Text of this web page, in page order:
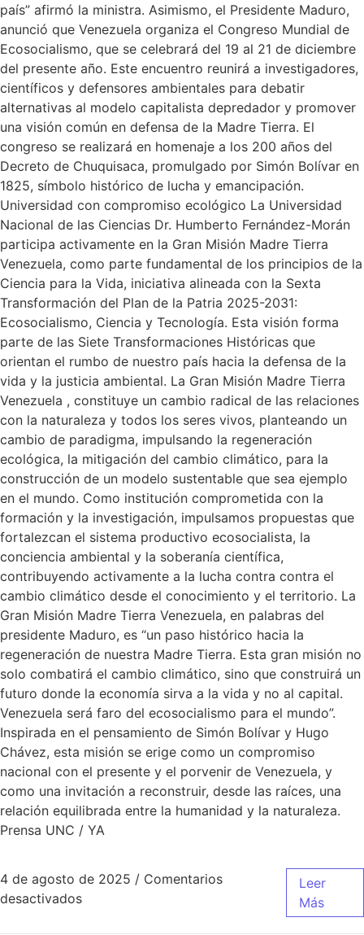
país” afirmó la ministra. Asimismo, el Presidente Maduro,
anunció que Venezuela organiza el Congreso Mundial de
Ecosocialismo, que se celebrará del 19 al 21 de diciembre
del presente año. Este encuentro reunirá a investigadores,
científicos y defensores ambientales para debatir
alternativas al modelo capitalista depredador y promover
una visión común en defensa de la Madre Tierra. El
congreso se realizará en homenaje a los 200 años del
Decreto de Chuquisaca, promulgado por Simón Bolívar en
1825, símbolo histórico de lucha y emancipación.
Universidad con compromiso ecológico La Universidad
Nacional de las Ciencias Dr. Humberto Fernández-Morán
participa activamente en la Gran Misión Madre Tierra
Venezuela, como parte fundamental de los principios de la
Ciencia para la Vida, iniciativa alineada con la Sexta
Transformación del Plan de la Patria 2025-2031:
Ecosocialismo, Ciencia y Tecnología. Esta visión forma
parte de las Siete Transformaciones Históricas que
orientan el rumbo de nuestro país hacia la defensa de la
vida y la justicia ambiental. La Gran Misión Madre Tierra
Venezuela , constituye un cambio radical de las relaciones
con la naturaleza y todos los seres vivos, planteando un
cambio de paradigma, impulsando la regeneración
ecológica, la mitigación del cambio climático, para la
construcción de un modelo sustentable que sea ejemplo
en el mundo. Como institución comprometida con la
formación y la investigación, impulsamos propuestas que
fortalezcan el sistema productivo ecosocialista, la
conciencia ambiental y la soberanía científica,
contribuyendo activamente a la lucha contra contra el
cambio climático desde el conocimiento y el territorio. La
Gran Misión Madre Tierra Venezuela, en palabras del
presidente Maduro, es “un paso histórico hacia la
regeneración de nuestra Madre Tierra. Esta gran misión no
solo combatirá el cambio climático, sino que construirá un
futuro donde la economía sirva a la vida y no al capital.
Venezuela será faro del ecosocialismo para el mundo”.
Inspirada en el pensamiento de Simón Bolívar y Hugo
Chávez, esta misión se erige como un compromiso
nacional con el presente y el porvenir de Venezuela, y
como una invitación a reconstruir, desde las raíces, una
relación equilibrada entre la humanidad y la naturaleza.
Prensa UNC / YA
4 de agosto de 2025 / Comentarios
desactivados
Leer
Más